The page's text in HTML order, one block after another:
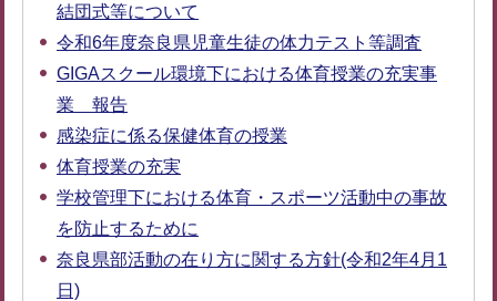
結団式等について
令和6年度奈良県児童生徒の体力テスト等調査
GIGAスクール環境下における体育授業の充実事
業 報告
感染症に係る保健体育の授業
体育授業の充実
学校管理下における体育・スポーツ活動中の事故
を防止するために
奈良県部活動の在り方に関する方針(令和2年4月1
日)